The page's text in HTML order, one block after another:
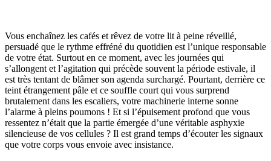
Vous enchaînez les cafés et rêvez de votre lit à peine réveillé,
persuadé que le rythme effréné du quotidien est l’unique responsable
de votre état. Surtout en ce moment, avec les journées qui
s’allongent et l’agitation qui précède souvent la période estivale, il
est très tentant de blâmer son agenda surchargé. Pourtant, derrière ce
teint étrangement pâle et ce souffle court qui vous surprend
brutalement dans les escaliers, votre machinerie interne sonne
l’alarme à pleins poumons ! Et si l’épuisement profond que vous
ressentez n’était que la partie émergée d’une véritable asphyxie
silencieuse de vos cellules ? Il est grand temps d’écouter les signaux
que votre corps vous envoie avec insistance.